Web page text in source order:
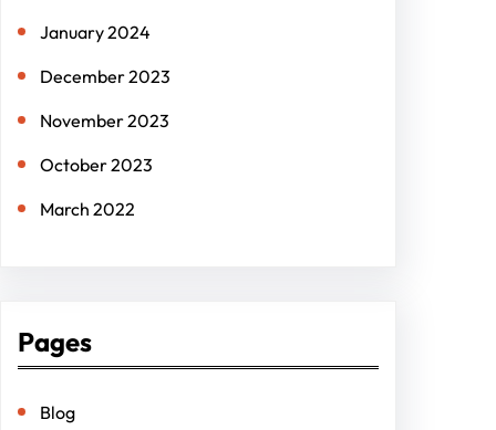
January 2024
December 2023
November 2023
October 2023
March 2022
Pages
Blog